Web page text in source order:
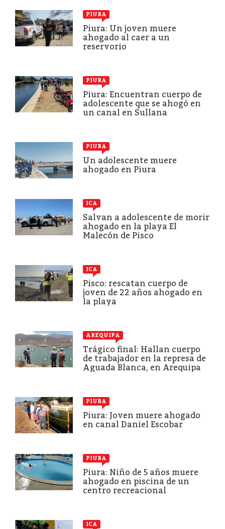
PIURA
Piura: Un joven muere
ahogado al caer a un
reservorio
PIURA
Piura: Encuentran cuerpo de
adolescente que se ahogó en
un canal en Sullana
PIURA
Un adolescente muere
ahogado en Piura
ICA
Salvan a adolescente de morir
ahogado en la playa El
Malecón de Pisco
ICA
Pisco: rescatan cuerpo de
joven de 22 años ahogado en
la playa
AREQUIPA
Trágico final: Hallan cuerpo
de trabajador en la represa de
Aguada Blanca, en Arequipa
PIURA
Piura: Joven muere ahogado
en canal Daniel Escobar
PIURA
Piura: Niño de 5 años muere
ahogado en piscina de un
centro recreacional
ICA